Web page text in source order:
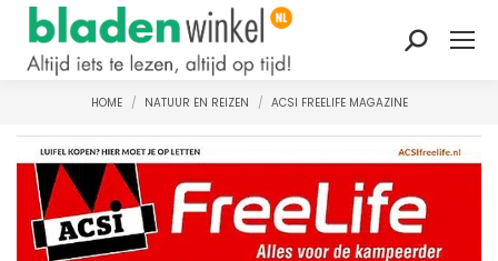
Zoeken:
Je bent hier:
HOME NATUUR EN REIZEN ACSI FREELIFE MAGAZINE